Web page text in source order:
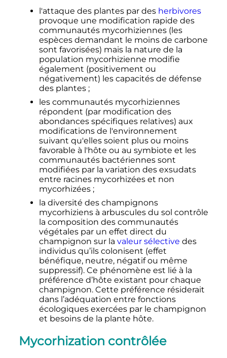
l'attaque des plantes par des herbivores
provoque une modification rapide des
communautés mycorhiziennes (les
espèces demandant le moins de carbone
sont favorisées) mais la nature de la
population mycorhizienne modifie
également (positivement ou
négativement) les capacités de défense
des plantes ;
les communautés mycorhiziennes
répondent (par modification des
abondances spécifiques relatives) aux
modifications de l'environnement
suivant qu'elles soient plus ou moins
favorable à l'hôte ou au symbiote et les
communautés bactériennes sont
modifiées par la variation des exsudats
entre racines mycorhizées et non
mycorhizées ;
la diversité des champignons
mycorhiziens à arbuscules du sol contrôle
la composition des communautés
végétales par un effet direct du
champignon sur la valeur sélective des
individus qu’ils colonisent (effet
bénéfique, neutre, négatif ou même
suppressif). Ce phénomène est lié à la
préférence d’hôte existant pour chaque
champignon. Cette préférence résiderait
dans l’adéquation entre fonctions
écologiques exercées par le champignon
et besoins de la plante hôte.
Mycorhization contrôlée